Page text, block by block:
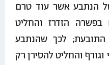
הנתבע אשר עוד טרם
בפשרה הזדרז והחליט
התובעת; לכך שהנתבע
והחליט להסירן רק